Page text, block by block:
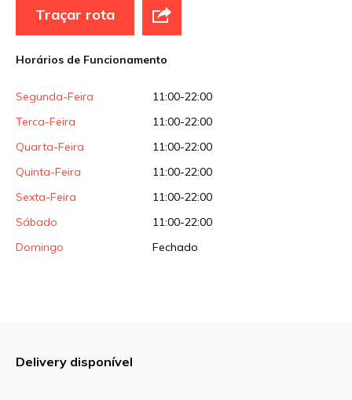
Site
Sua avaliação
Traçar rota
Horários de Funcionamento
Segunda-Feira
11:00-22:00
Terca-Feira
11:00-22:00
Quarta-Feira
11:00-22:00
Quinta-Feira
11:00-22:00
Sexta-Feira
11:00-22:00
Sábado
11:00-22:00
Domingo
Fechado
Delivery disponível